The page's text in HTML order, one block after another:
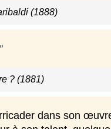
(1888)
? (1881)
dans son